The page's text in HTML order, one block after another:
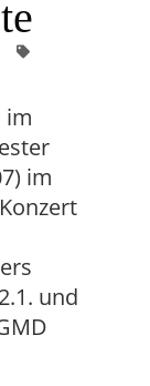
im
im
und